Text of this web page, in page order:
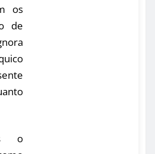
os
de
o